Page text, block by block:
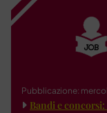
Pubblicazione:
Bandi e